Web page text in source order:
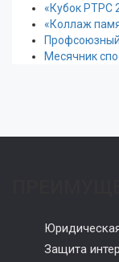
«Кубок РТРС
«Коллаж
Месячник
Защита